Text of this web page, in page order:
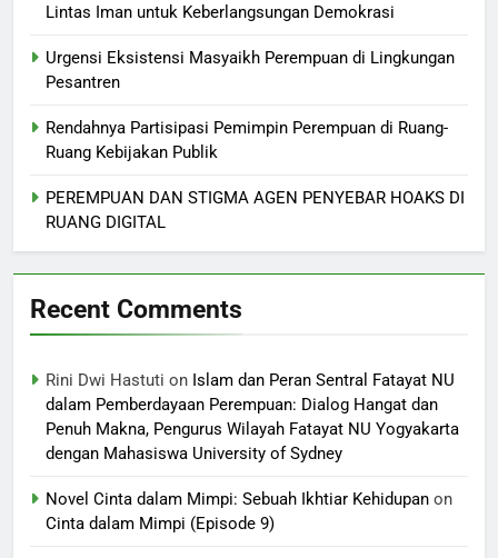
Lintas Iman untuk Keberlangsungan Demokrasi
Urgensi Eksistensi Masyaikh Perempuan di Lingkungan
Pesantren
Rendahnya Partisipasi Pemimpin Perempuan di Ruang-
Ruang Kebijakan Publik
PEREMPUAN DAN STIGMA AGEN PENYEBAR HOAKS DI
RUANG DIGITAL
Recent Comments
Rini Dwi Hastuti on Islam dan Peran Sentral Fatayat NU
dalam Pemberdayaan Perempuan: Dialog Hangat dan
Penuh Makna, Pengurus Wilayah Fatayat NU Yogyakarta
dengan Mahasiswa University of Sydney
Novel Cinta dalam Mimpi: Sebuah Ikhtiar Kehidupan on
Cinta dalam Mimpi (Episode 9)